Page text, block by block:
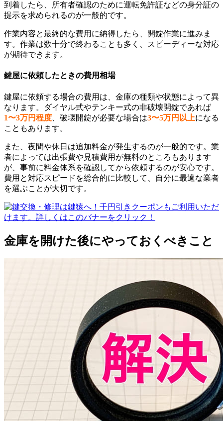
到着したら、所有者確認のために運転免許証などの身分証の
提示を求められるのが一般的です。
作業内容と最終的な費用に納得したら、開錠作業に進みま
す。作業は数十分で終わることも多く、スピーディーな対応
が期待できます。
鍵屋に依頼したときの費用相場
鍵屋に依頼する場合の費用は、金庫の種類や状態によって異
なります。ダイヤル式やテンキー式の非破壊開錠であれば
1〜3万円程度 、破壊開錠が必要な場合は3〜5万円以上になる
こともあります。
また、夜間や休日は追加料金が発生するのが一般的です。業
者によっては出張費や見積費用が無料のところもあります
が、事前に料金体系を確認してから依頼するのが安心です。
費用と対応スピードを総合的に比較して、自分に最適な業者
を選ぶことが大切です。
金庫を開けた後にやっておくべきこと